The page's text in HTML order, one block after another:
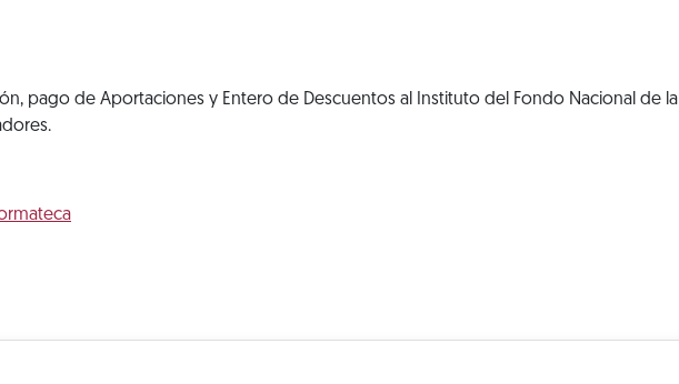
pago de Aportaciones y Entero de Descuentos al Instituto del Fondo Nacional de la